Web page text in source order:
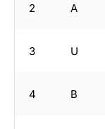
2 A
3 U
4 B